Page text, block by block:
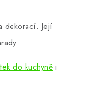
dekorací. Její
do kuchyně i